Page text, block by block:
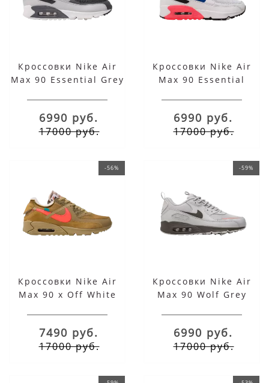
Кроссовки Nike Air
Max 90 Essential Grey
6990 руб.
17000 руб.
Кроссовки Nike Air
Max 90 Essential
6990 руб.
17000 руб.
-56%
Кроссовки Nike Air
Max 90 x Off White
7490 руб.
17000 руб.
-59%
Кроссовки Nike Air
Max 90 Wolf Grey
6990 руб.
17000 руб.